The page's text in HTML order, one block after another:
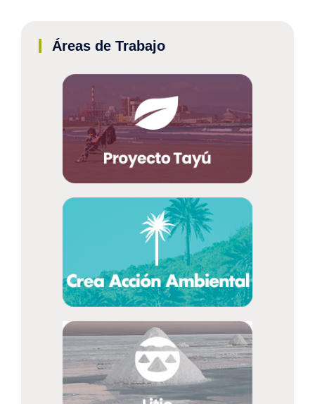
Áreas de Trabajo